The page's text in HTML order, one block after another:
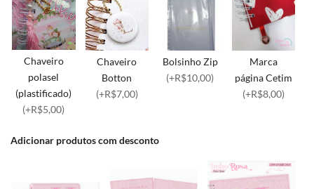
Chaveiro
polasel
(plastificado)
(+R$5,00)
Chaveiro
Botton
(+R$7,00)
Bolsinho Zip
(+R$10,00)
Marca
página Cetim
(+R$8,00)
Adicionar produtos com desconto